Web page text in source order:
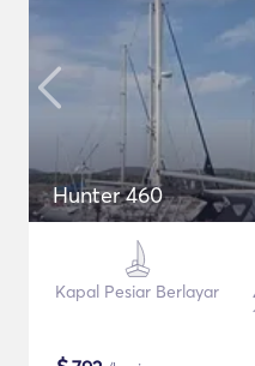
Hunter 460
Kapal Pesiar Berlayar